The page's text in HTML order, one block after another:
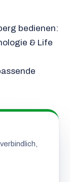
bedienen:
& Life